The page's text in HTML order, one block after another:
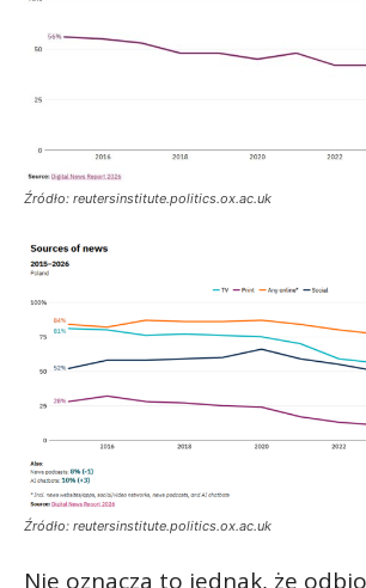
Źródło: reutersinstitute.politics.ox.ac.uk
Źródło: reutersinstitute.politics.ox.ac.uk
Nie oznacza to jednak, że